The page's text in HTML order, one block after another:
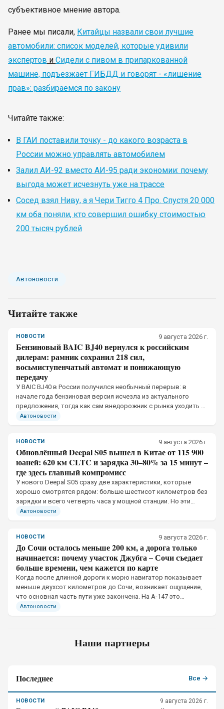
субъективное мнение автора.
Ранее мы писали, Китайцы назвали свои лучшие
автомобили: список моделей, которые удивили
экспертов и Сидели с пивом в припаркованной
машине, подъезжает ГИБДД и говорят - «лишение
прав»: разбираемся по закону
Читайте также:
В ГАИ поставили точку - до какого возраста в
России можно управлять автомобилем
Залил АИ-92 вместо АИ-95 ради экономии: почему
выгода может исчезнуть уже на трассе
Сосед взял Ниву, а я Чери Тигго 4 Про. Спустя 20 000
км оба поняли, кто совершил ошибку стоимостью
200 тысяч рублей
Автоновости
Читайте также
НОВОСТИ 9 августа 2026 г.
Бензиновый BAIC BJ40 вернулся к российским
дилерам: рамник сохранил 218 сил,
восьмиступенчатый автомат и понижающую
передачу
У BAIC BJ40 в России получился необычный перерыв: в
начале года бензиновая версия исчезла из актуального
предложения, тогда как сам внедорожник с рынка уходить не
собирался.
Автоновости
НОВОСТИ 9 августа 2026 г.
Обновлённый Deepal S05 вышел в Китае от 115 900
юаней: 620 км CLTC и зарядка 30–80% за 15 минут –
где здесь главный компромисс
У нового Deepal S05 сразу две характеристики, которые
хорошо смотрятся рядом: больше шестисот километров без
зарядки и всего четверть часа у мощной станции. Но эти
показатели относятся к разным условиям эксплуатации
Автоновости
НОВОСТИ 9 августа 2026 г.
До Сочи осталось меньше 200 км, а дорога только
начинается: почему участок Джубга – Сочи съедает
больше времени, чем кажется по карте
Когда после длинной дороги к морю навигатор показывает
меньше двухсот километров до Сочи, возникает ощущение,
что основная часть пути уже закончена. На А-147 это
впечатление обманчиво.
Автоновости
Наши партнеры
Последнее Все →
НОВОСТИ 9 августа 2026 г.